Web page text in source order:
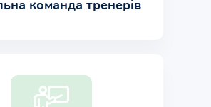
команда тренерів